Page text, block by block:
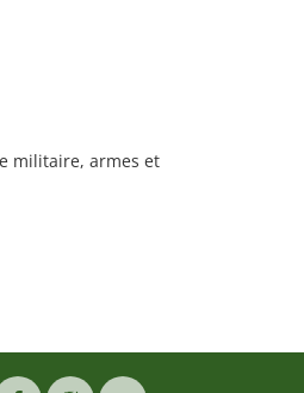
militaire, armes et